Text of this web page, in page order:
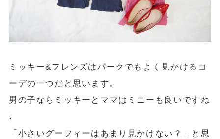
ミッキー&フレンズはパークでもよく見かけるコ
ーデの一つだと思います。
男の子ならミッキーとママはミニーも良いですね
♩
「小さいグーフィーはあまり見かけない？」と思